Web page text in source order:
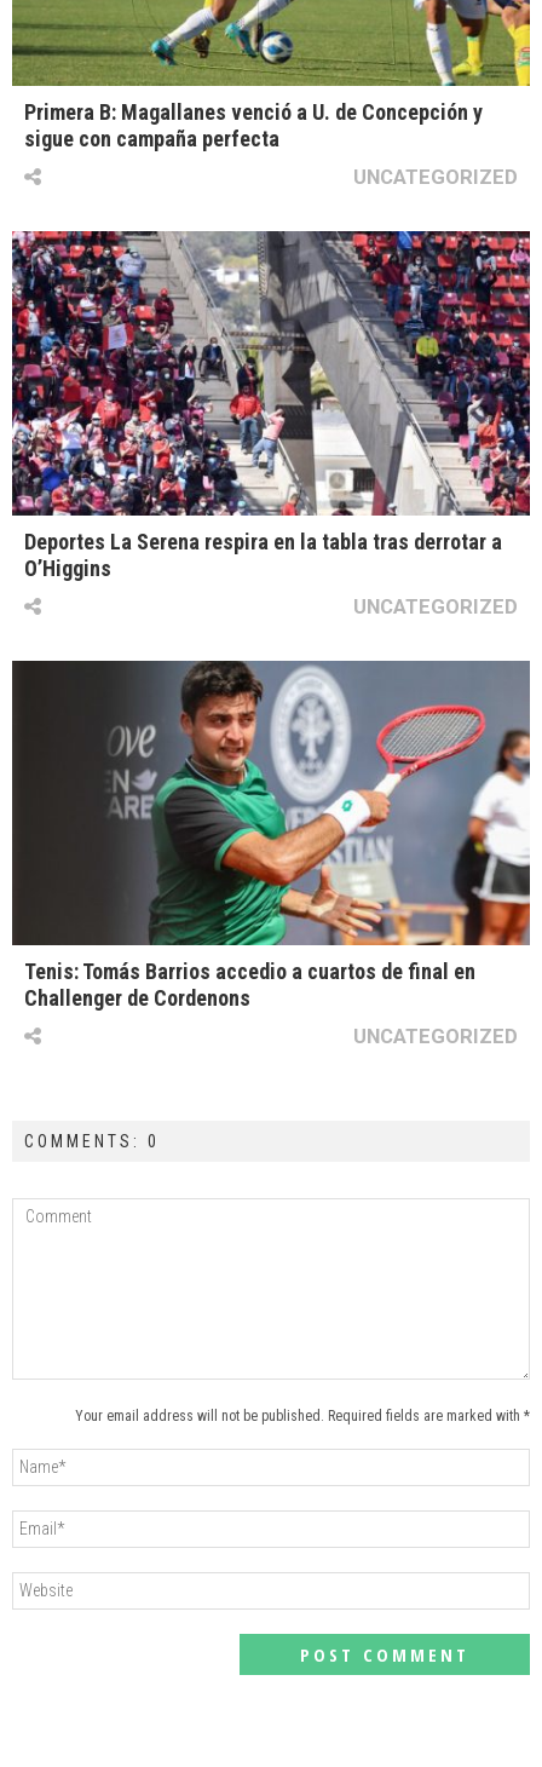
Primera B: Magallanes venció a U. de Concepción y
sigue con campaña perfecta
UNCATEGORIZED
Deportes La Serena respira en la tabla tras derrotar a
O’Higgins
UNCATEGORIZED
Tenis: Tomás Barrios accedio a cuartos de final en
Challenger de Cordenons
UNCATEGORIZED
COMMENTS: 0
Your email address will not be published. Required fields are marked with *